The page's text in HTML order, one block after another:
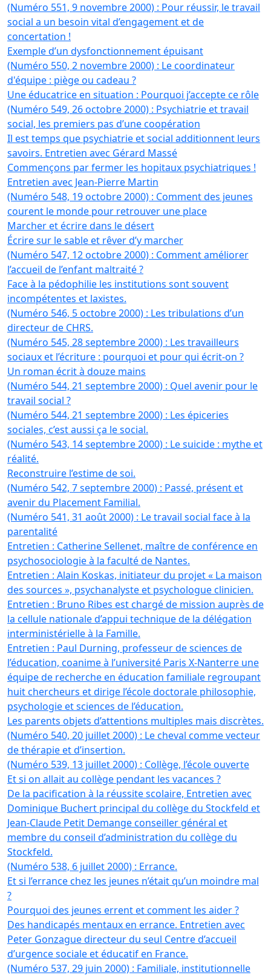
(Numéro 551, 9 novembre 2000) : Pour réussir, le travail
social a un besoin vital d’engagement et de
concertation !
Exemple d’un dysfonctionnement épuisant
(Numéro 550, 2 novembre 2000) : Le coordinateur
d'équipe : piège ou cadeau ?
Une éducatrice en situation : Pourquoi j’accepte ce rôle
(Numéro 549, 26 octobre 2000) : Psychiatrie et travail
social, les premiers pas d’une coopération
Il est temps que psychiatrie et social additionnent leurs
savoirs. Entretien avec Gérard Massé
Commençons par fermer les hopitaux psychiatriques !
Entretien avec Jean-Pierre Martin
(Numéro 548, 19 octobre 2000) : Comment des jeunes
courent le monde pour retrouver une place
Marcher et écrire dans le désert
Écrire sur le sable et rêver d’y marcher
(Numéro 547, 12 octobre 2000) : Comment améliorer
l’accueil de l’enfant maltraité ?
Face à la pédophilie les institutions sont souvent
incompétentes et laxistes.
(Numéro 546, 5 octobre 2000) : Les tribulations d’un
directeur de CHRS.
(Numéro 545, 28 septembre 2000) : Les travailleurs
sociaux et l’écriture : pourquoi et pour qui écrit-on ?
Un roman écrit à douze mains
(Numéro 544, 21 septembre 2000) : Quel avenir pour le
travail social ?
(Numéro 544, 21 septembre 2000) : Les épiceries
sociales, c’est aussi ça le social.
(Numéro 543, 14 septembre 2000) : Le suicide : mythe et
réalité.
Reconstruire l’estime de soi.
(Numéro 542, 7 septembre 2000) : Passé, présent et
avenir du Placement Familial.
(Numéro 541, 31 août 2000) : Le travail social face à la
parentalité
Entretien : Catherine Sellenet, maître de conférence en
psychosociologie à la faculté de Nantes.
Entretien : Alain Koskas, initiateur du projet « La maison
des sources », psychanalyste et psychologue clinicien.
Entretien : Bruno Ribes est chargé de mission auprès de
la cellule nationale d’appui technique de la délégation
interministérielle à la Famille.
Entretien : Paul Durning, professeur de sciences de
l’éducation, coanime à l’université Paris X-Nanterre une
équipe de recherche en éducation familiale regroupant
huit chercheurs et dirige l’école doctorale philosophie,
psychologie et sciences de l’éducation.
Les parents objets d’attentions multiples mais discrètes.
(Numéro 540, 20 juillet 2000) : Le cheval comme vecteur
de thérapie et d’insertion.
(Numéro 539, 13 juillet 2000) : Collège, l’école ouverte
Et si on allait au collège pendant les vacances ?
De la pacification à la réussite scolaire, Entretien avec
Dominique Buchert principal du collège du Stockfeld et
Jean-Claude Petit Demange conseiller général et
membre du conseil d’administration du collège du
Stockfeld.
(Numéro 538, 6 juillet 2000) : Errance.
Et si l’errance chez les jeunes n’était qu’un moindre mal
?
Pourquoi des jeunes errent et comment les aider ?
Des handicapés mentaux en errance. Entretien avec
Peter Gonzague directeur du seul Centre d’accueil
d’urgence sociale et éducatif en France.
(Numéro 537, 29 juin 2000) : Familiale, institutionnelle